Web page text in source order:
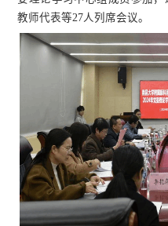
教师代表等27人列席会议。